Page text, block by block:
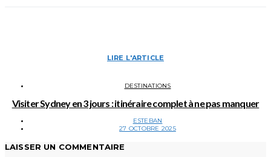
LIRE L'ARTICLE
DESTINATIONS
Visiter Sydney en 3 jours : itinéraire complet à ne pas manquer
ESTEBAN
27 OCTOBRE 2025
LAISSER UN COMMENTAIRE